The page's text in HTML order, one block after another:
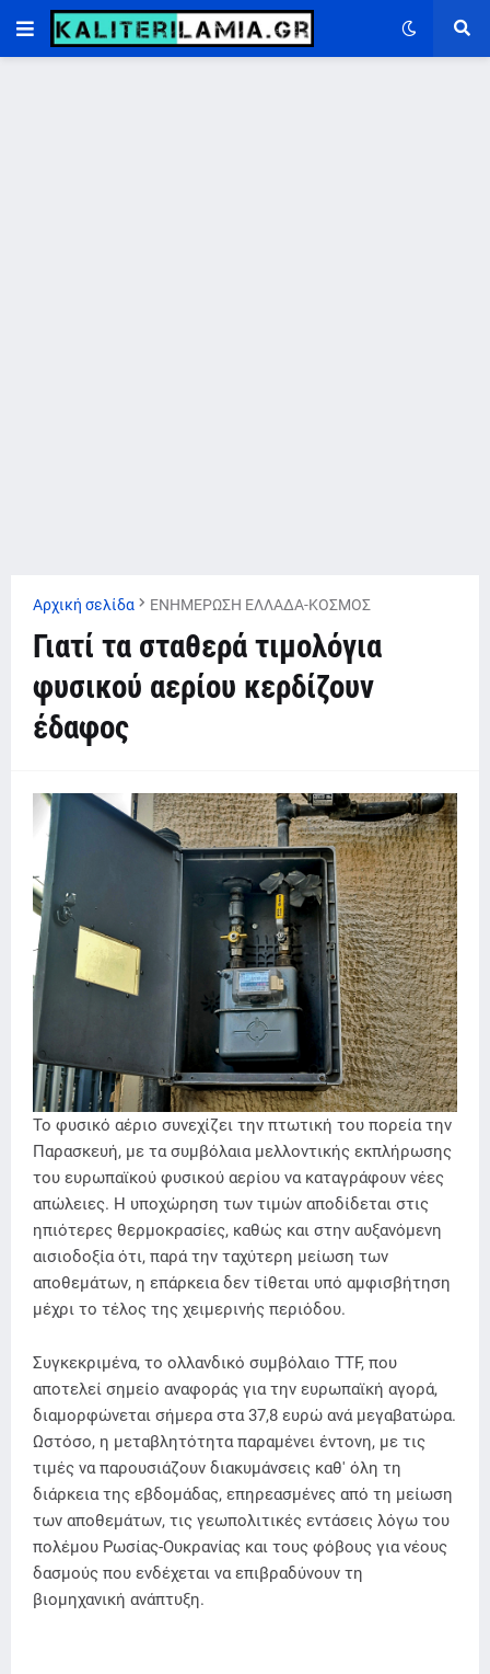
Αρχική σελίδα ΕΝΗΜΕΡΩΣΗ ΕΛΛΑΔΑ-ΚΟΣΜΟΣ
Γιατί τα σταθερά τιμολόγια
φυσικού αερίου κερδίζουν
έδαφος
Το φυσικό αέριο συνεχίζει την πτωτική του πορεία την
Παρασκευή, με τα συμβόλαια μελλοντικής εκπλήρωσης
του ευρωπαϊκού φυσικού αερίου να καταγράφουν νέες
απώλειες. Η υποχώρηση των τιμών αποδίδεται στις
ηπιότερες θερμοκρασίες, καθώς και στην αυξανόμενη
αισιοδοξία ότι, παρά την ταχύτερη μείωση των
αποθεμάτων, η επάρκεια δεν τίθεται υπό αμφισβήτηση
μέχρι το τέλος της χειμερινής περιόδου.
Συγκεκριμένα, το ολλανδικό συμβόλαιο TTF, που
αποτελεί σημείο αναφοράς για την ευρωπαϊκή αγορά,
διαμορφώνεται σήμερα στα 37,8 ευρώ ανά μεγαβατώρα.
Ωστόσο, η μεταβλητότητα παραμένει έντονη, με τις
τιμές να παρουσιάζουν διακυμάνσεις καθ' όλη τη
διάρκεια της εβδομάδας, επηρεασμένες από τη μείωση
των αποθεμάτων, τις γεωπολιτικές εντάσεις λόγω του
πολέμου Ρωσίας-Ουκρανίας και τους φόβους για νέους
δασμούς που ενδέχεται να επιβραδύνουν τη
βιομηχανική ανάπτυξη.